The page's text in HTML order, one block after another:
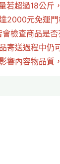
若超過18公斤
2000元免運
檢查商品是
寄送過程中仍
響內容物品質